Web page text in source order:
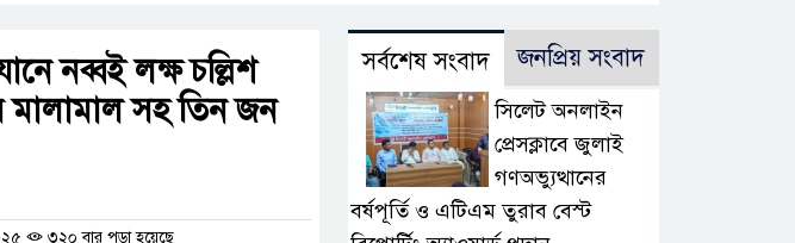
নব্বই লক্ষ চল্লিশ
মালামাল সহ তিন জন
৩২০ বার পড়া হয়েছে
সর্বশেষ সংবাদ জনপ্রিয় সংবাদ
সিলেট অনলাইন
প্রেসক্লাবে জুলাই
গণঅভ্যুত্থানের
বর্ষপূর্তি ও এটিএম তুরাব বেস্ট